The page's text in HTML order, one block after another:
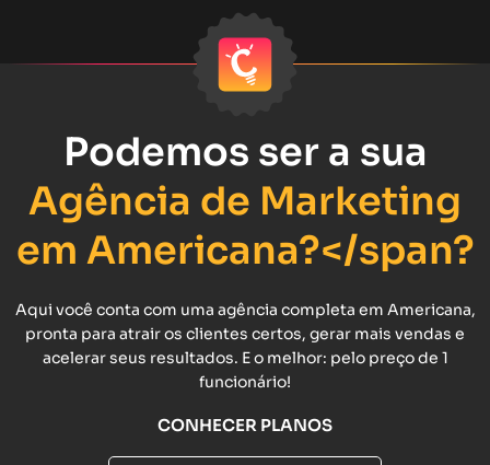
Podemos ser a sua
Agência de Marketing
em Americana?</span?
Aqui você conta com uma agência completa em Americana,
pronta para atrair os clientes certos, gerar mais vendas e
acelerar seus resultados. E o melhor: pelo preço de 1
funcionário!
CONHECER PLANOS